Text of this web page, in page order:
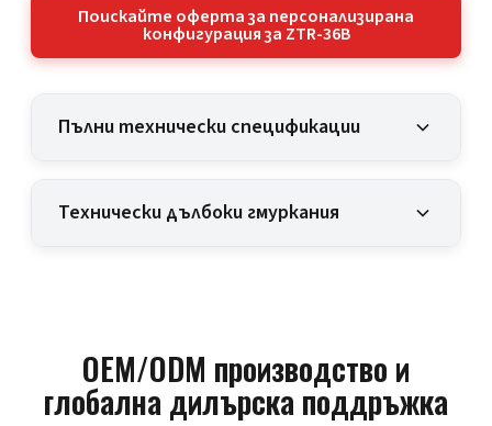
Поискайте оферта за персонализирана
конфигурация за ZTR-36B
Пълни технически спецификации
Технически дълбоки гмуркания
OEM/ODM производство и
глобална дилърска поддръжка